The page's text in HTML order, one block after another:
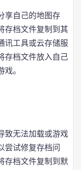
享自己的地图存
存档文件复制到其
讯工具或云存储服
存档文件放入自己
。
致无法加载或游戏
尝试修复存档问
存档文件复制到默